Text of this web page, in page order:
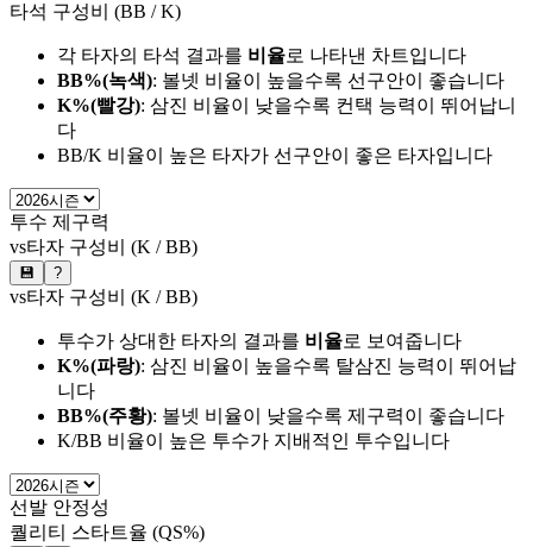
타석 구성비 (BB / K)
각 타자의 타석 결과를 비율로 나타낸 차트입니다
BB%(녹색): 볼넷 비율이 높을수록 선구안이 좋습니다
K%(빨강): 삼진 비율이 낮을수록 컨택 능력이 뛰어납니
다
BB/K 비율이 높은 타자가 선구안이 좋은 타자입니다
투수 제구력
vs타자 구성비 (K / BB)
💾 ?
vs타자 구성비 (K / BB)
투수가 상대한 타자의 결과를 비율로 보여줍니다
K%(파랑): 삼진 비율이 높을수록 탈삼진 능력이 뛰어납
니다
BB%(주황): 볼넷 비율이 낮을수록 제구력이 좋습니다
K/BB 비율이 높은 투수가 지배적인 투수입니다
선발 안정성
퀄리티 스타트율 (QS%)